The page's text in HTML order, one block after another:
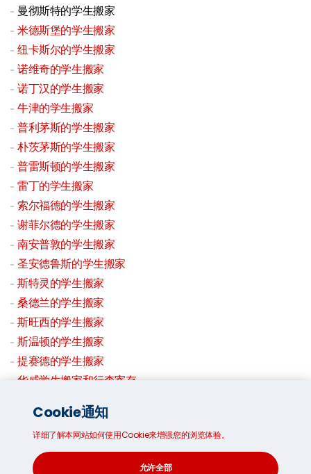
曼彻斯特的学生搬家
米德斯堡的学生搬家
纽卡斯尔的学生搬家
诺维奇的学生搬家
诺丁汉的学生搬家
牛津的学生搬家
普利茅斯的学生搬家
朴茨茅斯的学生搬家
普雷斯顿的学生搬家
雷丁的学生搬家
索尔福德的学生搬家
谢菲尔德的学生搬家
南安普敦的学生搬家
圣安德鲁斯的学生搬家
斯特灵的学生搬家
桑德兰的学生搬家
斯旺西的学生搬家
斯温顿的学生搬家
提赛德的学生搬家
华威学生搬家和行李寄存
学生存储
Cookie通知
详细了解本网站如何使用Cookie来增强您的浏览体验。
允许全部